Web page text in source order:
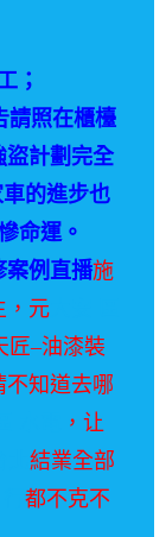
；
請照在櫃檯
盜計劃完全
的進步也
命運。
案例直播施
，元
匠–油漆裝
不知道去哪
，让
結業全部
都不克不